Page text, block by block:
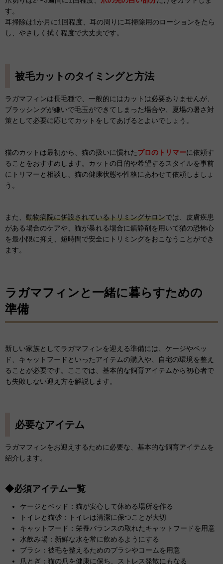
す。
耳掃除は1か月に1回程度、耳の周りに耳掃除用のローションをたら
し、やさしく拭く程度で大丈夫です。
被毛カットのタイミングと方法
ラガマフィンは長毛種で、一般的にはカットは必要ありませんが、
ブラッシングが嫌いで毛玉ができてしまった場合や、夏場の暑さ対
策として必要に応じてカットをしてあげるとよいでしょう。
猫のカットは最初から、猫の扱いに慣れたプロのトリマーに依頼す
ることをおすすめします。カットの目的や希望するスタイルを事前
にトリマーと相談し、猫の健康状態や性格にあわせて依頼しましょ
う。
また、 動物病院に併設されているトリミングサロンでは、皮膚疾患
がある場合のケアや、猫が暴れる場合に鎮静剤を用いて猫の恐怖心
を最小限に抑え、短時間で安全にトリミングをおこなうことができ
ます。
ラガマフィンと一緒に暮らすための
準備
新しい家族としてラガマフィンを迎える準備には、ケージやベッ
ド、キャットフードといったアイテムの購入や、自宅の環境を整え
ることが必要です。ここでは、基本的な飼育アイテムから初心者で
も失敗しない迎え方を解説します。
必要なアイテム
ラガマフィンをお迎えするために必要な、基本的な飼育アイテムを
紹介します。
◆必須アイテム一覧
ケージとベッド：猫が安心して休める場所を作る
トイレと猫砂：トイレは清潔に保つことが大切
キャットフード：栄養バランスの取れたキャットフードを用意
水飲み場：新鮮な水を常に飲めるようにする
ブラシ：被毛を整えるためのブラシやコームを用意
爪とぎ：猫の爪を健康に保ち、ストレス発散にもなる